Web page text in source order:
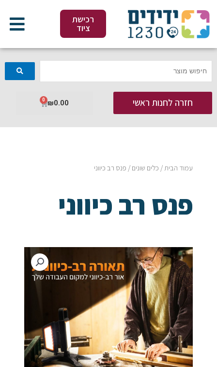
לתוכן
רכישת
ציוד
חזרה לחנות ראשי ₪0.00
0 עגלת
עמוד הבית / כלים שונים / פנס רב כיווני
פנס רב כיווני